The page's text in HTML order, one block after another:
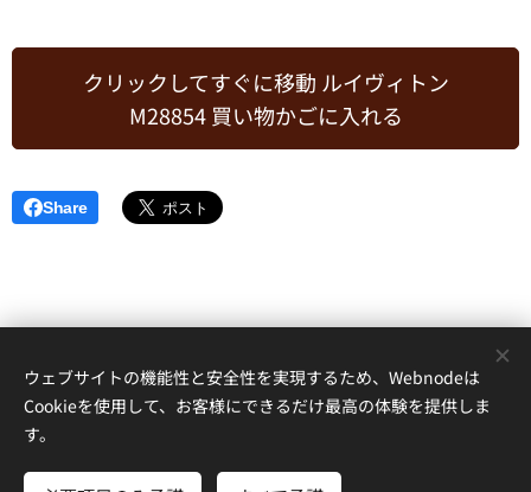
クリックしてすぐに移動 ルイヴィトン
M28854 買い物かごに入れる
Share
NPKOPI.COMは ブランドスーパーコピーN級品激安通販店,国内発送
ーパーコピー品
ンドスーパーコピー腕時計·バッグ·財布·ベルト·指輪
供！顧客口コミ満足度No.1を目指しております。
ウェブサイトの機能性と安全性を実現するため、Webnodeは
Cookieを使用して、お客様にできるだけ最高の体験を提供しま
す。